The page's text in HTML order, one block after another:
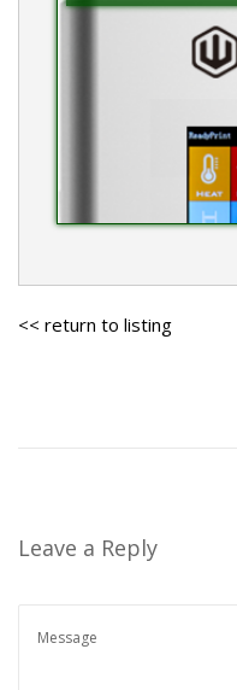
<< return to listing
Leave a Reply